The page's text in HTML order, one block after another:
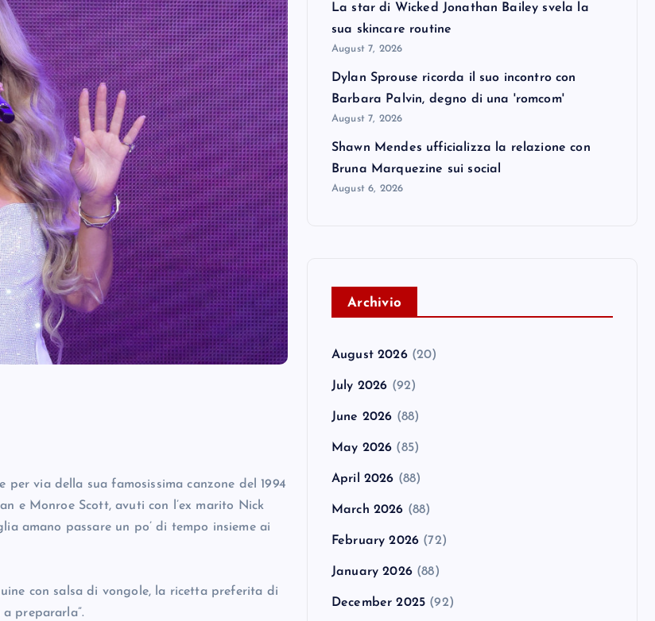
via della sua famosissima canzone del 1994
e Monroe Scott, avuti con l’ex marito Nick
amano passare un po’ di tempo insieme ai
con salsa di vongole, la ricetta preferita di
prepararla”.
La star di Wicked Jonathan Bailey svela la
sua skincare routine
August 7, 2026
Dylan Sprouse ricorda il suo incontro con
Barbara Palvin, degno di una 'romcom'
August 7, 2026
Shawn Mendes ufficializza la relazione con
Bruna Marquezine sui social
August 6, 2026
Archivio
August 2026(20)
July 2026 (92)
June 2026 (88)
May 2026 (85)
April 2026 (88)
March 2026 (88)
February 2026 (72)
January 2026(88)
December 2025 (92)